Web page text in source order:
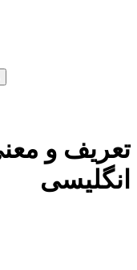
انگلیسی